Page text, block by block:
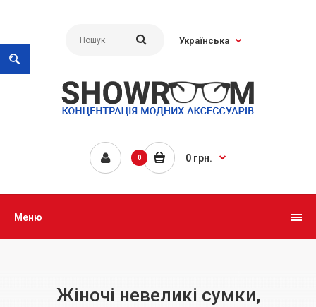
Українська
0 0 грн.
Меню
Жіночі невеликі сумки,